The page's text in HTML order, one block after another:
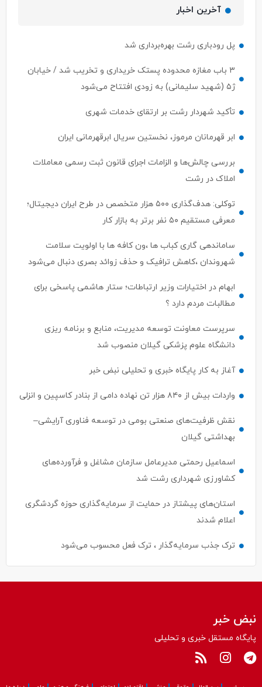
آخرین اخبار
پل رودباری رشت بهره‌برداری شد
۳ باب مغازه محدوده پستک خریداری و تخریب شد / خیابان
ژ۵ (شهید سلیمانی) به زودی افتتاح می‌شود
تأکید شهردار رشت بر ارتقای خدمات شهری
ابر قهرمانان مرموز، نخستین سریال ابرقهرمانی ایران
بررسی چالش‌ها و الزامات اجرای قانون ثبت رسمی معاملات
املاک در رشت
توکلی: هدف‌گذاری ۵۰۰ هزار متخصص در طرح ایران دیجیتال؛
معرفی مستقیم ۵۰ نفر برتر به بازار کار
ساماندهی گاری کباب ها ،ون کافه ها با اولویت سلامت
شهروندان ،کاهش ترافیک و حذف زوائد بصری دنبال می‌شود
ابهام در اختیارات وزیر ارتباطات؛ ستار هاشمی پاسخی برای
مطالبات مردم دارد ؟
سرپرست معاونت توسعه مدیریت، منابع و برنامه ریزی
دانشگاه علوم پزشکی گیلان منصوب شد
آغاز به کار پایگاه خبری و تحلیلی نبض خبر
واردات بیش از ۸۴۰ هزار تن نهاده دامی از بنادر كاسپین و انزلی
نقش ظرفیت‌های صنعتی بومی در توسعه فناوری آرایشی–
بهداشتی گیلان
اسماعیل رحمتی مدیرعامل سازمان مشاغل و فرآورده‌های
کشاورزی شهرداری رشت شد
استان‌های پیشتاز در حمایت از سرمایه‌گذاری حوزه گردشگری
اعلام شدند
ترک جذب سرمایه‌گذار ، ترک فعل محسوب می‌شود
نبض خبر
پایگاه مستقل خبری و تحلیلی